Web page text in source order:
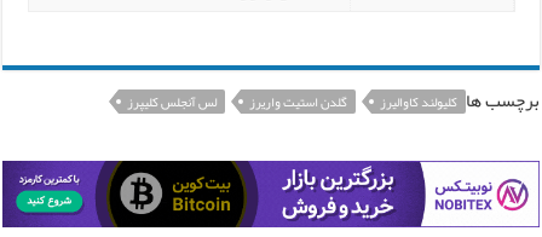
برچسب ها کلیولند کاوالیرز گلدن استیت واریرز لس آنجلس کلیپرز